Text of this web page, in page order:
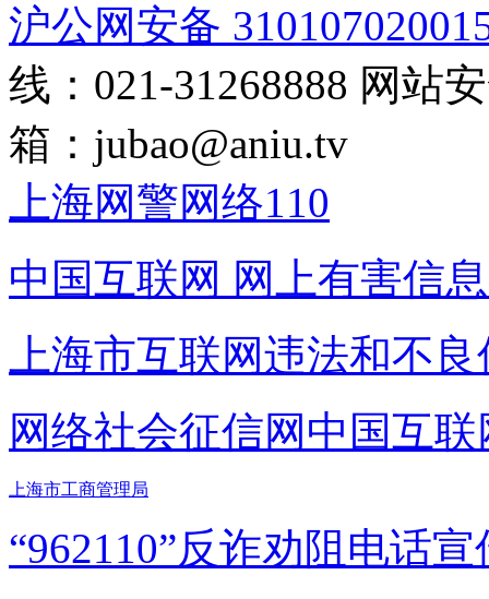
沪公网安备
线：021-31268888 网站
箱： jubao@aniu.tv
上海网警网络110
中国互联网 网上有害信
上海市互联网违法和不
网络社会征信网 中国互
上海市工商管理局
“962110”反诈劝阻电话宣